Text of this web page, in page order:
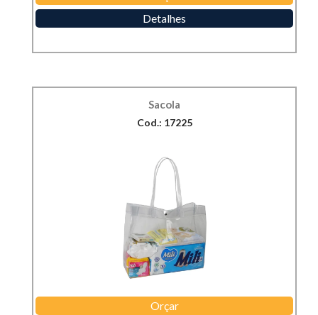
Detalhes
Sacola
Cod.: 17225
Orçar